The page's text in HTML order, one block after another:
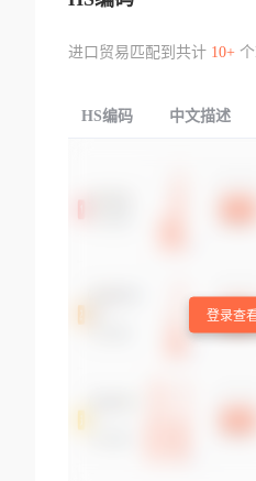
进口贸易匹配到共计 10+个
HS编码 中文描述
登录查